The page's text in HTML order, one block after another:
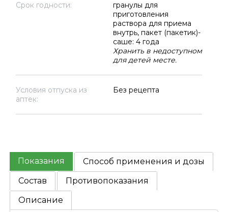
Срок годности:
гранулы для
приготовления
раствора для приема
внутрь, пакет (пакетик)-
саше: 4 года
Хранить в недоступном
для детей месте.
Условия отпуска из
аптек:
Без рецепта
Показания
Способ применения и дозы
Состав
Противопоказания
Описание